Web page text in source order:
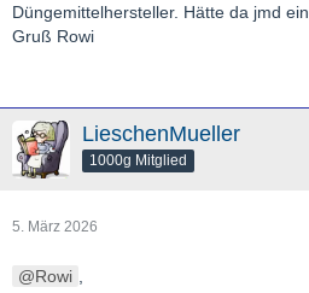
US- und Brazil-Chemieaktien
Gruß,
GL
Düngemittelhersteller. Hätte da jmd
Gruß Rowi
LieschenMueller
1000g Mitglied
5. März 2026
Rowi